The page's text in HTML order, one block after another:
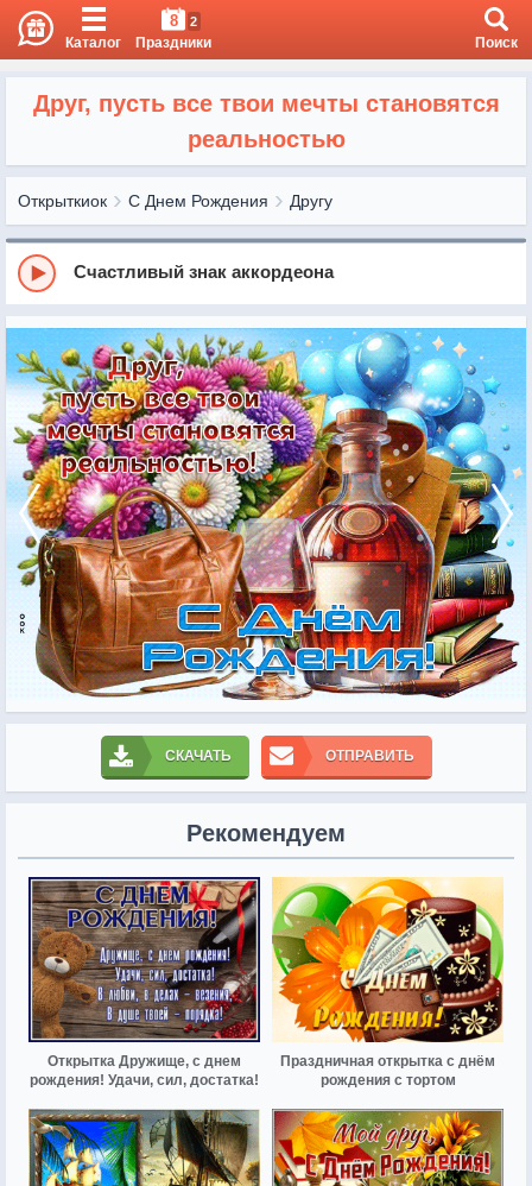
Каталог
8 2
Праздники Поиск
Друг, пусть все твои мечты становятся
реальностью
Открыткиок С Днем Рождения Другу
Счастливый знак аккордеона
СКАЧАТЬ ОТПРАВИТЬ
Рекомендуем
Открытка Дружище, с днем
рождения! Удачи, сил, достатка!
Праздничная открытка с днём
рождения с тортом